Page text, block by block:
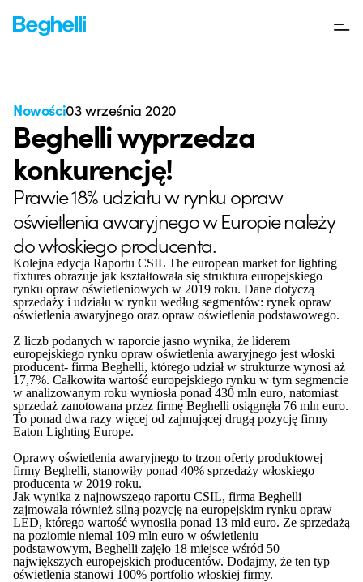
Nowości03 września 2020
Beghelli wyprzedza
konkurencję!
Prawie 18% udziału w rynku opraw
oświetlenia awaryjnego w Europie należy
do włoskiego producenta.
Kolejna edycja Raportu CSIL The european market for lighting
fixtures obrazuje jak kształtowała się struktura europejskiego
rynku opraw oświetleniowych w 2019 roku. Dane dotyczą
sprzedaży i udziału w rynku według segmentów: rynek opraw
oświetlenia awaryjnego oraz opraw oświetlenia podstawowego.
Z liczb podanych w raporcie jasno wynika, że liderem
europejskiego rynku opraw oświetlenia awaryjnego jest włoski
producent- firma Beghelli, którego udział w strukturze wynosi aż
17,7%. Całkowita wartość europejskiego rynku w tym segmencie
w analizowanym roku wyniosła ponad 430 mln euro, natomiast
sprzedaż zanotowana przez firmę Beghelli osiągnęła 76 mln euro.
To ponad dwa razy więcej od zajmującej drugą pozycję firmy
Eaton Lighting Europe.
Oprawy oświetlenia awaryjnego to trzon oferty produktowej
firmy Beghelli, stanowiły ponad 40% sprzedaży włoskiego
producenta w 2019 roku.
Jak wynika z najnowszego raportu CSIL, firma Beghelli
zajmowała również silną pozycję na europejskim rynku opraw
LED, którego wartość wynosiła ponad 13 mld euro. Ze sprzedażą
na poziomie niemal 109 mln euro w oświetleniu
podstawowym, Beghelli zajęło 18 miejsce wśród 50
największych europejskich producentów. Dodajmy, że ten typ
oświetlenia stanowi 100% portfolio włoskiej firmy.